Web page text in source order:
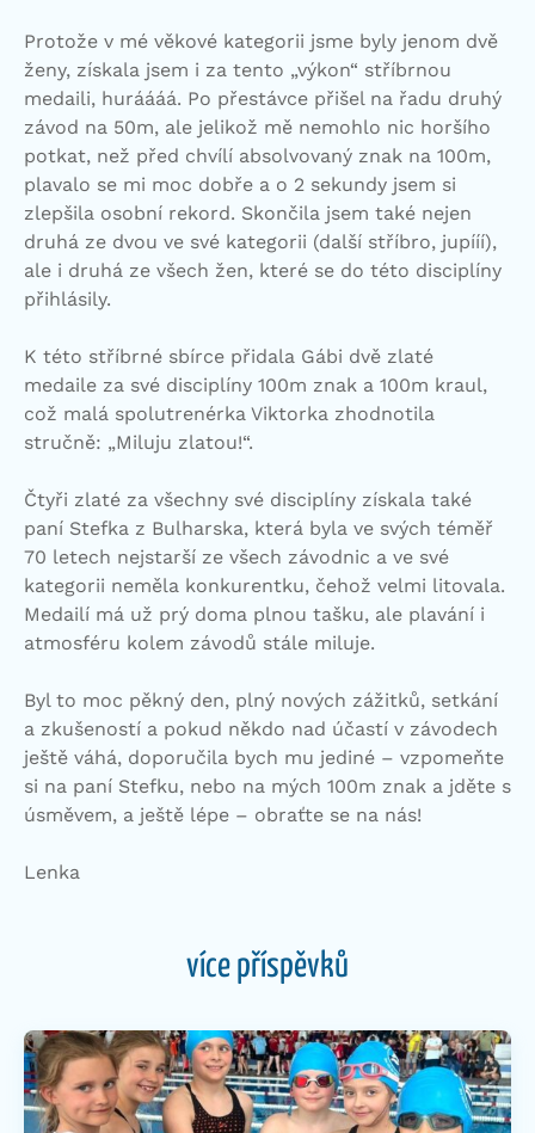
Protože v mé věkové kategorii jsme byly jenom dvě
ženy, získala jsem i za tento „výkon“ stříbrnou
medaili, huráááá. Po přestávce přišel na řadu druhý
závod na 50m, ale jelikož mě nemohlo nic horšího
potkat, než před chvílí absolvovaný znak na 100m,
plavalo se mi moc dobře a o 2 sekundy jsem si
zlepšila osobní rekord. Skončila jsem také nejen
druhá ze dvou ve své kategorii (další stříbro, jupííí),
ale i druhá ze všech žen, které se do této disciplíny
přihlásily.
K této stříbrné sbírce přidala Gábi dvě zlaté
medaile za své disciplíny 100m znak a 100m kraul,
což malá spolutrenérka Viktorka zhodnotila
stručně: „Miluju zlatou!“.
Čtyři zlaté za všechny své disciplíny získala také
paní Stefka z Bulharska, která byla ve svých téměř
70 letech nejstarší ze všech závodnic a ve své
kategorii neměla konkurentku, čehož velmi litovala.
Medailí má už prý doma plnou tašku, ale plavání i
atmosféru kolem závodů stále miluje.
Byl to moc pěkný den, plný nových zážitků, setkání
a zkušeností a pokud někdo nad účastí v závodech
ještě váhá, doporučila bych mu jediné – vzpomeňte
si na paní Stefku, nebo na mých 100m znak a jděte s
úsměvem, a ještě lépe – obraťte se na nás!
Lenka
více příspěvků